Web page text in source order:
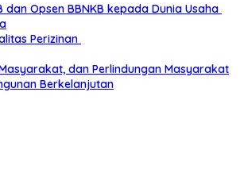
Opsen BBNKB kepada Dunia Usaha
Perizinan
dan Perlindungan Masyarakat
Berkelanjutan